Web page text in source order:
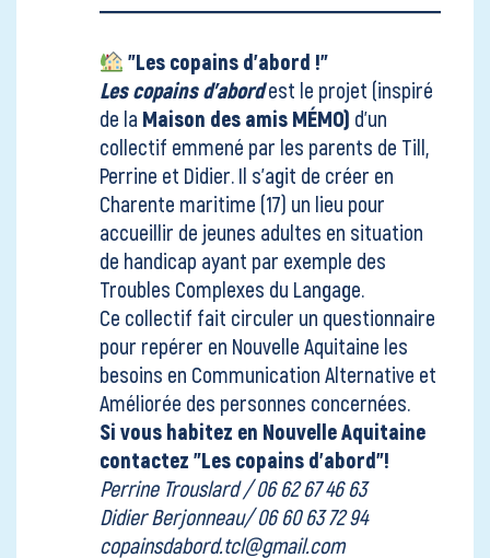
"Les copains d'abord !"
Les copains d’abord est le projet (inspiré
de la Maison des amis MÉMO) d'un
collectif emmené par les parents de Till,
Perrine et Didier. Il s'agit de créer en
Charente maritime (17) un lieu pour
accueillir de jeunes adultes en situation
de handicap ayant par exemple des
Troubles Complexes du Langage.
Ce collectif fait circuler un questionnaire
pour repérer en Nouvelle Aquitaine les
besoins en Communication Alternative et
Améliorée des personnes concernées.
Si vous habitez en Nouvelle Aquitaine
contactez "Les copains d'abord"!
Perrine Trouslard / 06 62 67 46 63
Didier Berjonneau/ 06 60 63 72 94
copainsdabord.tcl@gmail.com